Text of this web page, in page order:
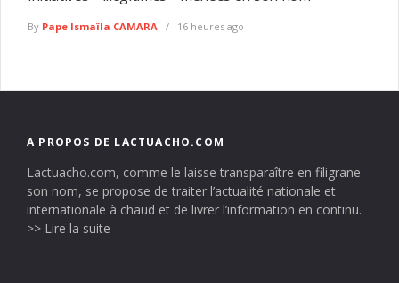
By Pape Ismaïla CAMARA 16 heures ago
A PROPOS DE LACTUACHO.COM
Lactuacho.com, comme le laisse transparaître en filigrane
son nom, se propose de traiter l’actualité nationale et
internationale à chaud et de livrer l’information en continu.
>> Lire la suite